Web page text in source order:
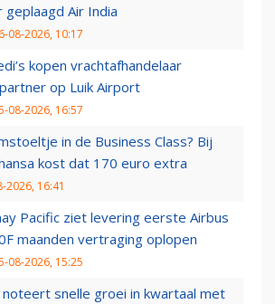
geplaagd Air India
08-2026, 10:17
kopen vrachtafhandelaar
op Luik Airport
08-2026, 16:57
in de Business Class? Bij
kost dat 170 euro extra
2026, 16:41
Pacific ziet levering eerste Airbus
maanden vertraging oplopen
08-2026, 15:25
noteert snelle groei in kwartaal met